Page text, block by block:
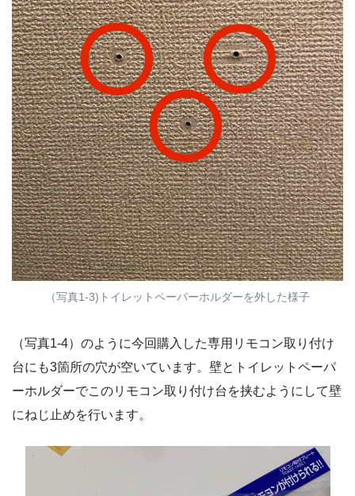
（写真1-3)トイレットペーパーホルダーを外した様子
（写真1-4）のように今回購入した専用リモコン取り付け
台にも3箇所の穴が空いています。壁とトイレットペーパ
ーホルダーでこのリモコン取り付け台を挟むようにして壁
にねじ止めを行います。